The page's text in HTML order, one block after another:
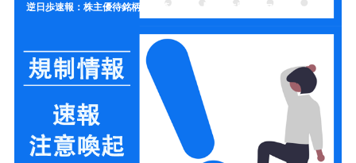
逆日歩速報：株主優待銘柄の一覧リスト【制度信用クロス取引】